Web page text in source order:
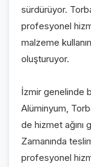
sürdürüyor.
profesyonel
malzeme
oluşturuyor.
İzmir genelinde
Alüminyum,
de hizmet
Zamanında
profesyonel